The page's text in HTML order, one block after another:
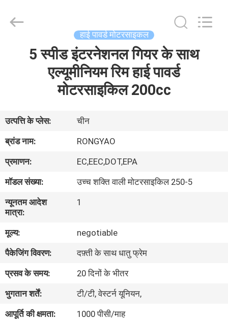
हमारे
बारे
में
कारखाना
भ्रमण
गुणवत्ता
नियंत्रण
संपर्क
करें
Vehicle
Co.,Ltd.
हाई पावर्ड मोटरसाइकल
5 स्पीड इंटरनेशनल गियर के साथ
एल्यूमीनियम रिम हाई पावर्ड
मोटरसाइकिल 200cc
उत्पत्ति के प्लेस:
चीन
ब्रांड नाम:
RONGYAO
प्रमाणन:
EC,EEC,DOT,EPA
मॉडल संख्या:
उच्च शक्ति वाली मोटरसाइकिल 250-5
न्यूनतम आदेश
मात्रा:
1
मूल्य:
negotiable
पैकेजिंग विवरण:
दफ़्ती के साथ धातु फ्रेम
प्रसव के समय:
20 दिनों के भीतर
भुगतान शर्तें:
टी/टी, वेस्टर्न यूनियन,
आपूर्ति की क्षमता:
1000 पीसी/माह